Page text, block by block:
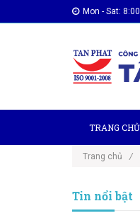
Mon - Sat:
TRANG CHỦ
Trang chủ /
Tin nổi bật